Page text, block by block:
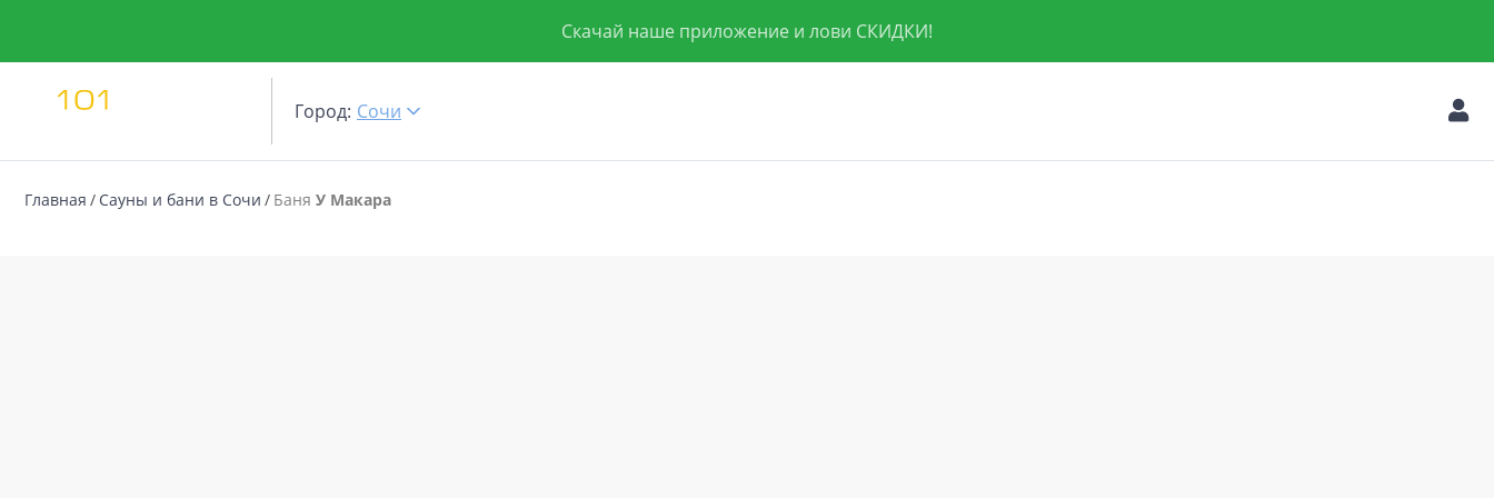
Скачай наше приложение и лови СКИДКИ!
Город: Сочи
Главная Сауны и бани в Сочи Баня У Макара